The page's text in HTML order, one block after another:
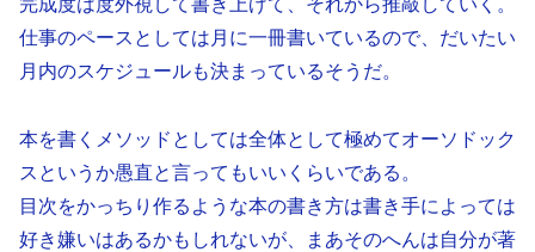
完成度は度外視して書き上げて、それから推敲していく。
仕事のペースとしては月に一冊書いているので、だいたい
月内のスケジュールも決まっているそうだ。
本を書くメソッドとしては全体として極めてオーソドック
スというか愚直と言ってもいいくらいである。
目次をかっちり作るような本の書き方は書き手によっては
好き嫌いはあるかもしれないが、まあそのへんは自分が著